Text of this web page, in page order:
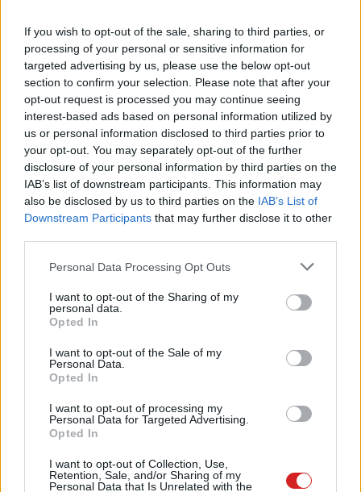
If you wish to opt-out of the sale, sharing to third parties, or
processing of your personal or sensitive information for
targeted advertising by us, please use the below opt-out
section to confirm your selection. Please note that after your
opt-out request is processed you may continue seeing
interest-based ads based on personal information utilized by
us or personal information disclosed to third parties prior to
your opt-out. You may separately opt-out of the further
disclosure of your personal information by third parties on the
IAB’s list of downstream participants. This information may
also be disclosed by us to third parties on the IAB’s List of
Downstream Participants that may further disclose it to other
Please note that this website/app uses one or more Google
not limited to your visit or usage behaviour. You may click to
grant or deny consent to Google and its third-party tags to
use your data for below specified purposes in below Google
consent section.
Personal Data Processing Opt Outs
I want to opt-out of the Sharing of my
personal data.
Opted In
I want to opt-out of the Sale of my
Personal Data.
Opted In
I want to opt-out of processing my
Personal Data for Targeted Advertising.
Opted In
I want to opt-out of Collection, Use,
Retention, Sale, and/or Sharing of my
Personal Data that Is Unrelated with the
Heti hardver: 10 TB-os HDD, LCD-s
gépház, illetve extra halk
tápegység a hét újdonságai
között
Hardver| 2015.03.01 12:10
Lenovo Thinkpad T450 teszt -
stílusos munkagép
Hardver| 2015.02.26 16:00
Heti hardver: E-Ink monitor a
boltok polcain, Core i7 szívű NUC
a láthatáron
A hét laptopjai: a Broadwell és a
Intel Broadwell: evolúció expressz
Hardver| 2014.12.26 08:07